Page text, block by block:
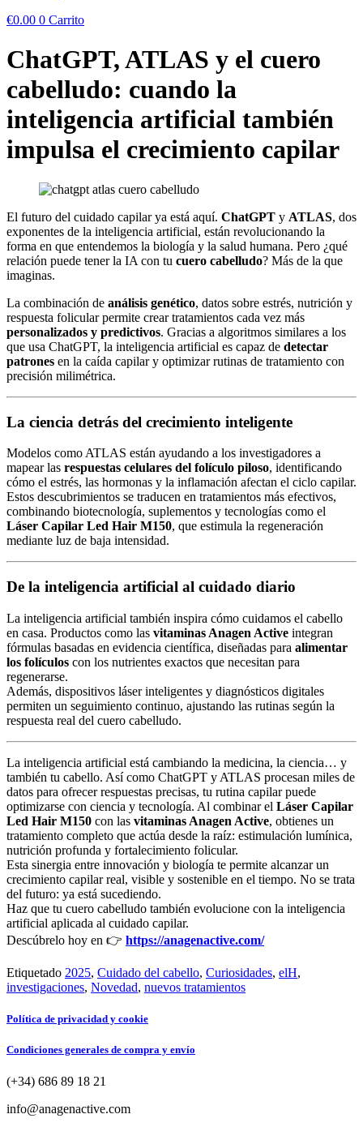
€0.00 0 Carrito
ChatGPT, ATLAS y el cuero
cabelludo: cuando la
inteligencia artificial también
impulsa el crecimiento capilar
El futuro del cuidado capilar ya está aquí. ChatGPT y ATLAS, dos
exponentes de la inteligencia artificial, están revolucionando la
forma en que entendemos la biología y la salud humana. Pero ¿qué
relación puede tener la IA con tu cuero cabelludo? Más de la que
imaginas.
La combinación de análisis genético, datos sobre estrés, nutrición y
respuesta folicular permite crear tratamientos cada vez más
personalizados y predictivos. Gracias a algoritmos similares a los
que usa ChatGPT, la inteligencia artificial es capaz de detectar
patrones en la caída capilar y optimizar rutinas de tratamiento con
precisión milimétrica.
La ciencia detrás del crecimiento inteligente
Modelos como ATLAS están ayudando a los investigadores a
mapear las respuestas celulares del folículo piloso, identificando
cómo el estrés, las hormonas y la inflamación afectan el ciclo capilar.
Estos descubrimientos se traducen en tratamientos más efectivos,
combinando biotecnología, suplementos y tecnologías como el
Láser Capilar Led Hair M150, que estimula la regeneración
mediante luz de baja intensidad.
De la inteligencia artificial al cuidado diario
La inteligencia artificial también inspira cómo cuidamos el cabello
en casa. Productos como las vitaminas Anagen Active integran
fórmulas basadas en evidencia científica, diseñadas para alimentar
los folículos con los nutrientes exactos que necesitan para
regenerarse.
Además, dispositivos láser inteligentes y diagnósticos digitales
permiten un seguimiento continuo, ajustando las rutinas según la
respuesta real del cuero cabelludo.
La inteligencia artificial está cambiando la medicina, la ciencia… y
también tu cabello. Así como ChatGPT y ATLAS procesan miles de
datos para ofrecer respuestas precisas, tu rutina capilar puede
optimizarse con ciencia y tecnología. Al combinar el Láser Capilar
Led Hair M150 con las vitaminas Anagen Active, obtienes un
tratamiento completo que actúa desde la raíz: estimulación lumínica,
nutrición profunda y fortalecimiento folicular.
Esta sinergia entre innovación y biología te permite alcanzar un
crecimiento capilar real, visible y sostenible en el tiempo. No se trata
del futuro: ya está sucediendo.
Haz que tu cuero cabelludo también evolucione con la inteligencia
artificial aplicada al cuidado capilar.
Descúbrelo hoy en 👉 https://anagenactive.com/
Etiquetado 2025, Cuidado del cabello, Curiosidades, elH,
investigaciones, Novedad, nuevos tratamientos
Política de privacidad y cookie
Condiciones generales de compra y envío
(+34) 686 89 18 21
info@anagenactive.com